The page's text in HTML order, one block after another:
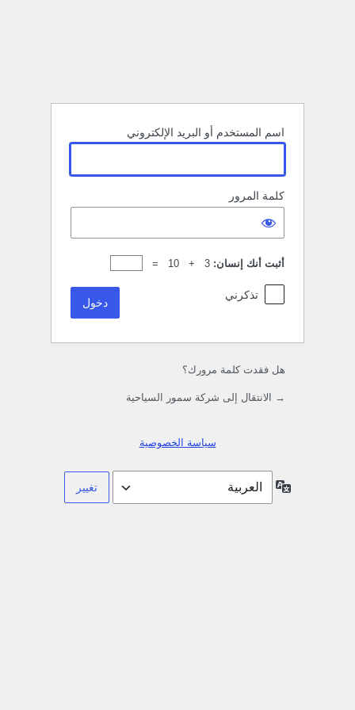
اسم المستخدم أو البريد الإلكتروني
كلمة المرور
أثبت أنك إنسان: 3 + 10 =
تذكرني
هل فقدت كلمة مرورك؟
→ الانتقال إلى شركة سمور السياحية
سياسة الخصوصية
اللغة